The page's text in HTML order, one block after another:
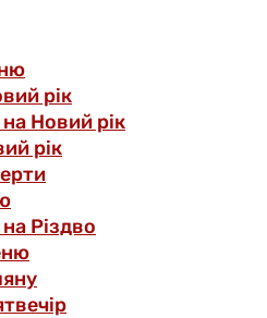
рік
на Новий рік
рік
Різдво